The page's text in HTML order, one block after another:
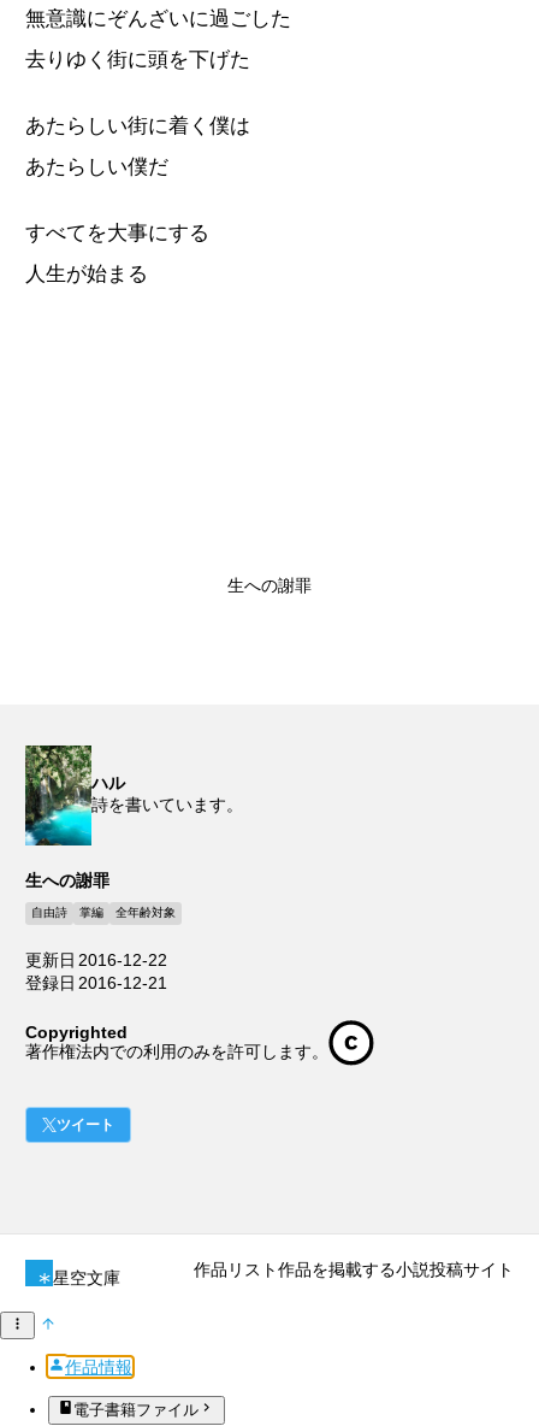
無意識にぞんざいに過ごした
去りゆく街に頭を下げた
あたらしい街に着く僕は
あたらしい僕だ
すべてを大事にする
人生が始まる
生への謝罪
ハル
詩を書いています。
生への謝罪
自由詩 掌編 全年齢対象
更新日 2016-12-22
登録日 2016-12-21
Copyrighted
著作権法内での利用のみを許可します。
ツイート
星空文庫 作品リスト作品を掲載する小説投稿サイト
作品情報
電子書籍ファイル